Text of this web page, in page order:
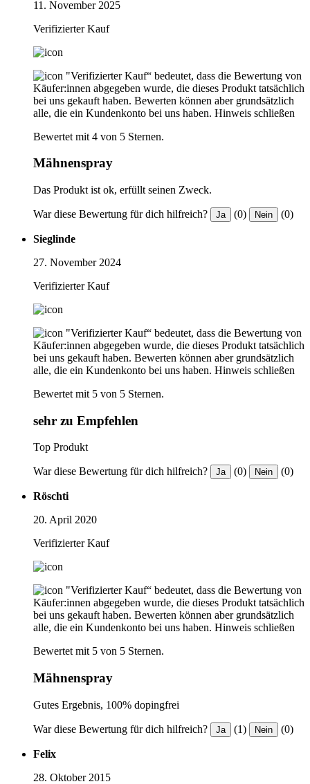
11. November 2025
Verifizierter Kauf
"Verifizierter Kauf“ bedeutet, dass die Bewertung von
Käufer:innen abgegeben wurde, die dieses Produkt tatsächlich
bei uns gekauft haben. Bewerten können aber grundsätzlich
alle, die ein Kundenkonto bei uns haben. Hinweis schließen
Bewertet mit 4 von 5 Sternen.
Mähnenspray
Das Produkt ist ok, erfüllt seinen Zweck.
War diese Bewertung für dich hilfreich? Ja (0) Nein (0)
Sieglinde
27. November 2024
Verifizierter Kauf
"Verifizierter Kauf“ bedeutet, dass die Bewertung von
Käufer:innen abgegeben wurde, die dieses Produkt tatsächlich
bei uns gekauft haben. Bewerten können aber grundsätzlich
alle, die ein Kundenkonto bei uns haben. Hinweis schließen
Bewertet mit 5 von 5 Sternen.
sehr zu Empfehlen
Top Produkt
War diese Bewertung für dich hilfreich? Ja (0) Nein (0)
Röschti
20. April 2020
Verifizierter Kauf
"Verifizierter Kauf“ bedeutet, dass die Bewertung von
Käufer:innen abgegeben wurde, die dieses Produkt tatsächlich
bei uns gekauft haben. Bewerten können aber grundsätzlich
alle, die ein Kundenkonto bei uns haben. Hinweis schließen
Bewertet mit 5 von 5 Sternen.
Mähnenspray
Gutes Ergebnis, 100% dopingfrei
War diese Bewertung für dich hilfreich? Ja (1) Nein (0)
Felix
28. Oktober 2015